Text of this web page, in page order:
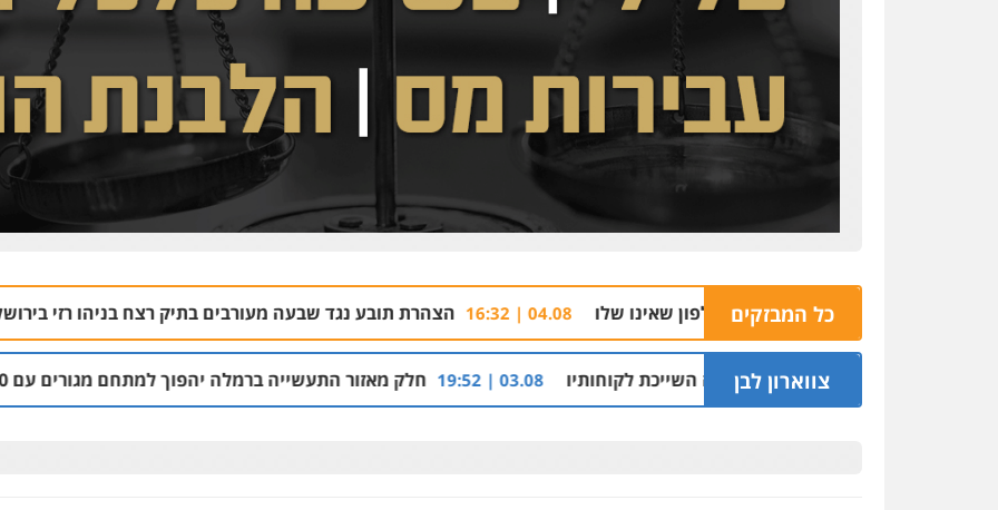
כל המבזקים 04.08 | 16:32 הצהרת תובע נגד שבעה מעורבים בתיק רצח בניהו רזי בירושלים 04.08 | 13:37
צווארון לבן
שקל על דירה השייכת לקוחותיו 03.08 | 19:52 חלק מאזור התעשייה ברמלה יהפוך למתחם מגורים עם 1,700 יחידות דיור